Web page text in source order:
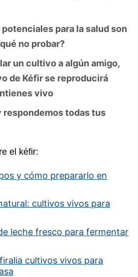
para la salud son
no probar?
un cultivo a algún amigo,
de Kéfir se reproducirá
vivo
respondemos todas tus
el kéfir:
y cómo prepararlo en
cultivos vivos para
leche fresco para fermentar
cultivos vivos para